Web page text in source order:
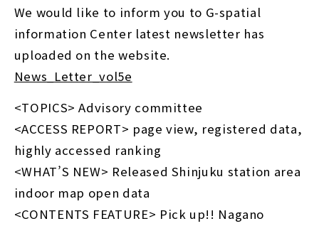
We would like to inform you to G-spatial
information Center latest newsletter has
uploaded on the website.
News_Letter_vol5e
<TOPICS> Advisory committee
<ACCESS REPORT> page view, registered data,
highly accessed ranking
<WHAT’S NEW> Released Shinjuku station area
indoor map open data
<CONTENTS FEATURE> Pick up!! Nagano